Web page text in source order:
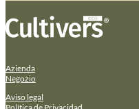
Azienda
Negozio
Aviso legal